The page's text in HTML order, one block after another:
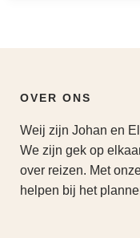
OVER ONS
Weij zijn Johan en
We zijn gek op
over reizen. Met
helpen bij het